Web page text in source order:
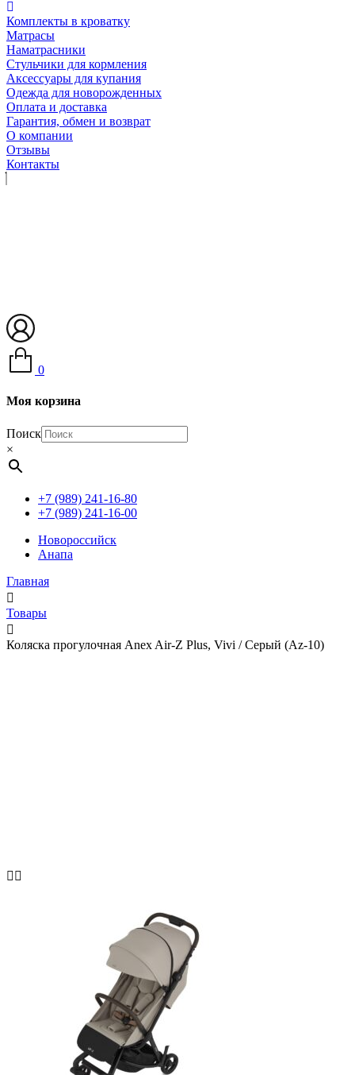
Комплекты в кроватку
Матрасы
Наматрасники
Стульчики для кормления
Аксессуары для купания
Одежда для новорожденных
Оплата и доставка
Гарантия, обмен и возврат
О компании
Отзывы
Контакты
0
Моя корзина
Поиск
×
+7 (989) 241-16-80
+7 (989) 241-16-00
Новороссийск
Анапа
Главная
Товары
Коляска прогулочная Anex Air-Z Plus, Vivi / Серый (Az-10)